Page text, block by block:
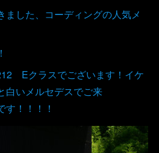
ました、コーディングの人気メ
Eクラスでございます！イケ
白いメルセデスでご来
す！！！！